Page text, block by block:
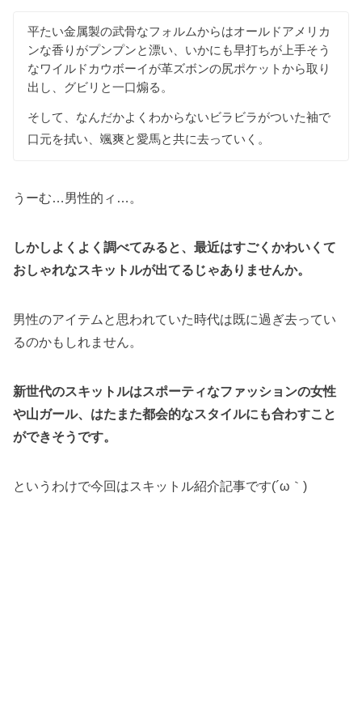
平たい金属製の武骨なフォルムからはオールドアメリカ
ンな香りがプンプンと漂い、いかにも早打ちが上手そう
なワイルドカウボーイが革ズボンの尻ポケットから取り
出し、グビリと一口煽る。
そして、なんだかよくわからないビラビラがついた袖で
口元を拭い、颯爽と愛馬と共に去っていく。
うーむ…男性的ィ…。
しかしよくよく調べてみると、最近はすごくかわいくて
おしゃれなスキットルが出てるじゃありませんか。
男性のアイテムと思われていた時代は既に過ぎ去ってい
るのかもしれません。
新世代のスキットルはスポーティなファッションの女性
や山ガール、はたまた都会的なスタイルにも合わすこと
ができそうです。
というわけで今回はスキットル紹介記事です(´ω｀)